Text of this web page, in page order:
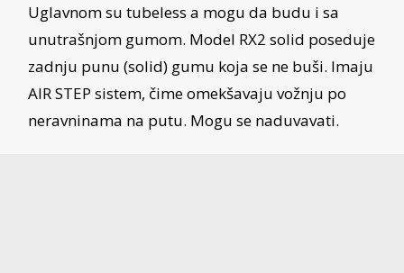
Uglavnom su tubeless a mogu da budu i sa
unutrašnjom gumom. Model RX2 solid poseduje
zadnju punu (solid) gumu koja se ne buši. Imaju
AIR STEP sistem, čime omekšavaju vožnju po
neravninama na putu. Mogu se naduvavati.